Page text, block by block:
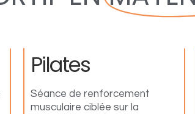
Pilates
Séance de renforcement
musculaire ciblée sur la